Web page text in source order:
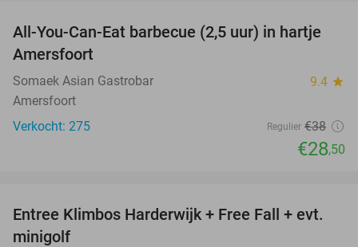
25%
All-You-Can-Eat barbecue (2,5 uur) in hartje
Amersfoort
Somaek Asian Gastrobar 9.4 star
Amersfoort
Verkocht: 275
Regulier €38
€28,50
30%
Entree Klimbos Harderwijk + Free Fall + evt.
minigolf